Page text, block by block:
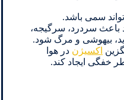
سمی باشد.
باعث سردرد، سرگیجه،
بیهوشی و مرگ شود.
اکسیژن در هوا
خفگی ایجاد کند.